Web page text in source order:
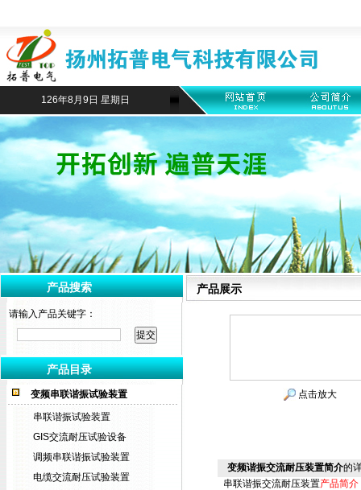
126年8月9日 星期日
产品搜索
请输入产品关键字：
产品目录
变频串联谐振试验装置
串联谐振试验装置
GIS交流耐压试验设备
调频串联谐振试验装置
电缆交流耐压试验装置
产品展示
点击放大
变频谐振交流耐压装置简介的
串联谐振交流耐压装置产品简介